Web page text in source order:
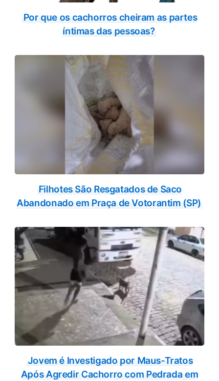
Por que os cachorros cheiram as partes
íntimas das pessoas?
Filhotes São Resgatados de Saco
Abandonado em Praça de Votorantim (SP)
Jovem é Investigado por Maus-Tratos
Após Agredir Cachorro com Pedrada em